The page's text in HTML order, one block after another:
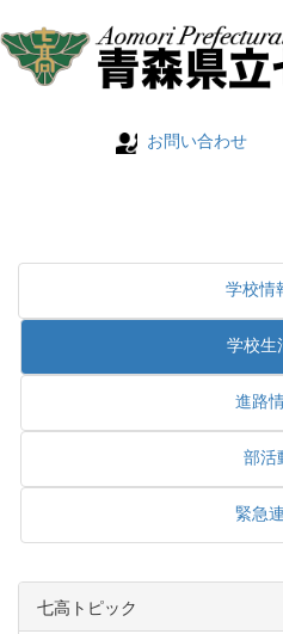
お問い合わせ
学校情
学校生
進路
部活
緊急
七高トピック